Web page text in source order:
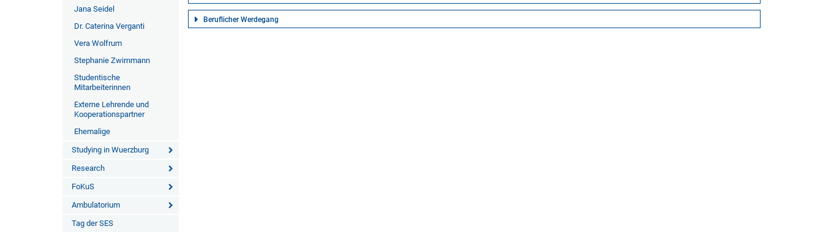
Jana Seidel
Dr. Caterina Verganti
Vera Wolfrum
Stephanie Zwirnmann
Studentische
Mitarbeiterinnen
Externe Lehrende und
Kooperationspartner
Ehemalige
Studying in Wuerzburg
Research
FoKuS
Ambulatorium
Tag der SES
Beruflicher Werdegang